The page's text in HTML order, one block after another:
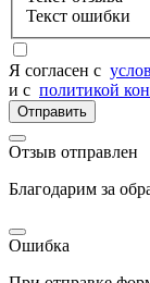
Текст ошибки
Я согласен c
и с политикой
Отправить
Отзыв отправлен
Благодарим за
Ошибка